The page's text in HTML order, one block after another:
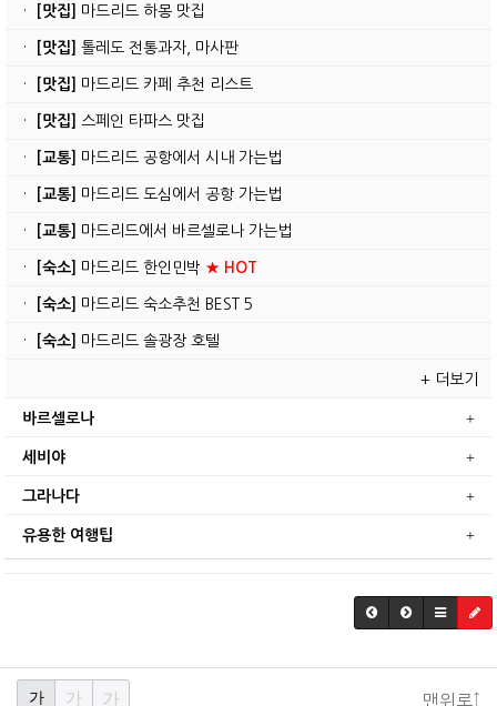
· [맛집] 마드리드 하몽 맛집
· [맛집] 톨레도 전통과자, 마사판
· [맛집] 마드리드 카페 추천 리스트
· [맛집] 스페인 타파스 맛집
· [교통] 마드리드 공항에서 시내 가는법
· [교통] 마드리드 도심에서 공항 가는법
· [교통] 마드리드에서 바르셀로나 가는법
· [숙소] 마드리드 한인민박 ★ HOT
· [숙소] 마드리드 숙소추천 BEST 5
· [숙소] 마드리드 솔광장 호텔
+ 더보기
바르셀로나
세비야
그라나다
유용한 여행팁
맨위로↑
가 가 가